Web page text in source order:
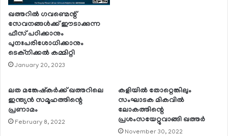
ഖത്തറില്‍ ഗവണ്മെന്റ്
സേവനങ്ങള്‍ക്ക് ഈടാക്കുന്ന
ഫീസ് പഠിക്കാനും
പുനഃപരിശോധിക്കാനും
ടെക്‌നിക്കല്‍ കമ്മിറ്റി
January 20, 2023
ലത മങ്കേഷ്‌കര്‍ക്ക് ഖത്തറിലെ
ഇന്ത്യന്‍ സമൂഹത്തിന്റെ
പ്രണാമം
February 8, 2022
കളിയില്‍ തോറ്റെങ്കിലും
സംഘാടക മികവില്‍
ലോകത്തിന്റെ
പ്രശംസയേറ്റുവാങ്ങി ഖത്തര്‍
November 30, 2022